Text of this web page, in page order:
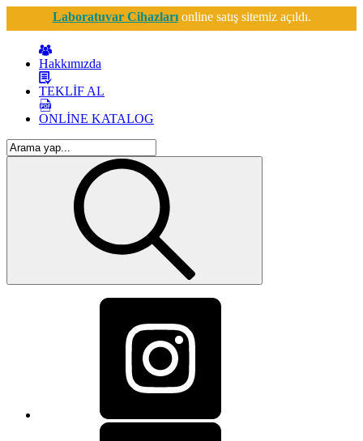
Laboratuvar Cihazlarıonline satış sitemiz açıldı.
Hakkımızda
TEKLİF AL
ONLİNE KATALOG